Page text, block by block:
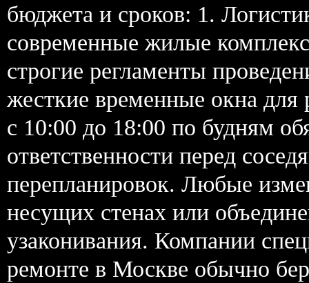
бюджета и сроков: 1.
современные жилые
строгие регламенты
жесткие временные окна для
с 10:00 до 18:00 по будням
ответственности перед
перепланировок. Любые
несущих стенах или
узаконивания. Компании
ремонте в Москве обычно